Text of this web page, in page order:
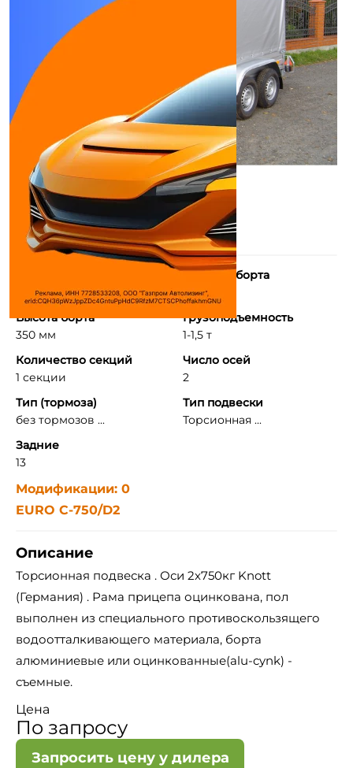
2500 мм
Ширина борта
1250 мм
Высота борта
350 мм
Грузоподъемность
1-1,5 т
Количество секций
1 секции
Число осей
2
Тип (тормоза)
без тормозов ...
Тип подвески
Торсионная ...
Задние
13
Модификации: 0
EURO C-750/D2
Описание
Торсионная подвеска . Оси 2х750кг Knott
(Германия) . Рама прицепа оцинкована, пол
выполнен из специального противоскользящего
водоотталкивающего материала, борта
алюминиевые или оцинкованные(alu-cynk) -
съемные.
Цена
По запросу
Запросить цену у дилера